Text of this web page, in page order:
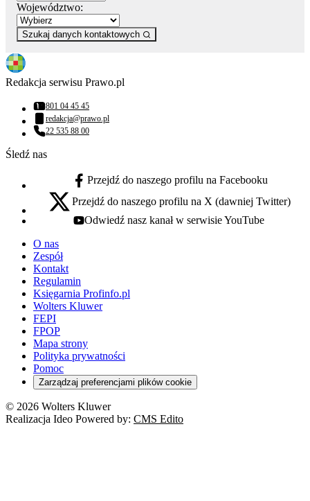
Województwo:
Szukaj danych kontaktowych
Redakcja serwisu Prawo.pl
Numer telefonu:
801 04 45 45
Adres email:
redakcja@prawo.pl
Numer telefonu:
22 535 88 00
Śledź nas
facebook - otwiera się w nowej karcie
Przejdź do naszego profilu na Facebooku
x - otwiera się w nowej karcie
Przejdź do naszego profilu na X (dawniej Twitter)
youtube - otwiera się w nowej karcie
Odwiedź nasz kanał w serwisie YouTube
O nas
Zespół
Kontakt
Regulamin
Księgarnia Profinfo.pl
Wolters Kluwer
FEPI
FPOP
Mapa strony
Polityka prywatności
Pomoc
Zarządzaj preferencjami plików cookie
© 2026 Wolters Kluwer
Realizacja Ideo Powered by: CMS Edito